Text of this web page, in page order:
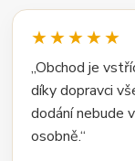
★★★★★
„Obchod je
díky dopravci
dodání nebude
osobně.“